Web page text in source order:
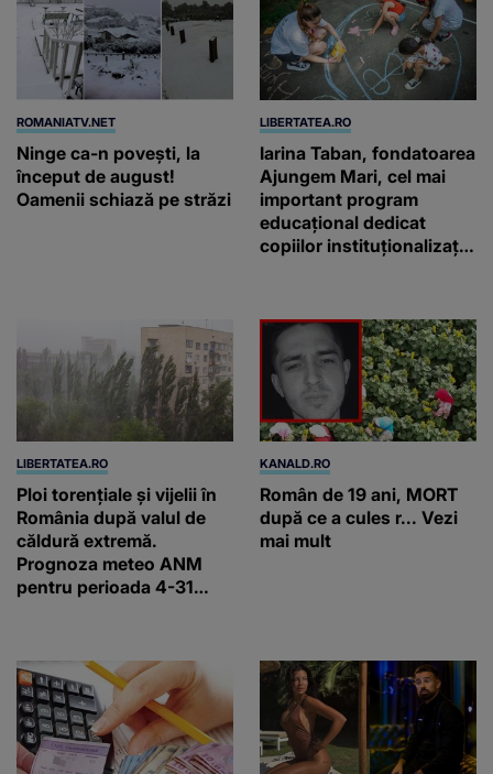
ROMANIATV.NET
Ninge ca-n povești, la
început de august!
Oamenii schiază pe străzi
LIBERTATEA.RO
Iarina Taban, fondatoarea
Ajungem Mari, cel mai
important program
educațional dedicat
copiilor instituționalizați
printr-un gest
spectaculos, ci prin
faptul că revin”
LIBERTATEA.RO
Ploi torențiale și vijelii în
România după valul de
căldură extremă.
Prognoza meteo ANM
pentru perioada 4-31
KANALD.RO
Român de 19 ani, MORT
după ce a cules r... Vezi
mai mult